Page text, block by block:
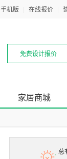
手机版 在线报价
免费设计报价
家居商城
总